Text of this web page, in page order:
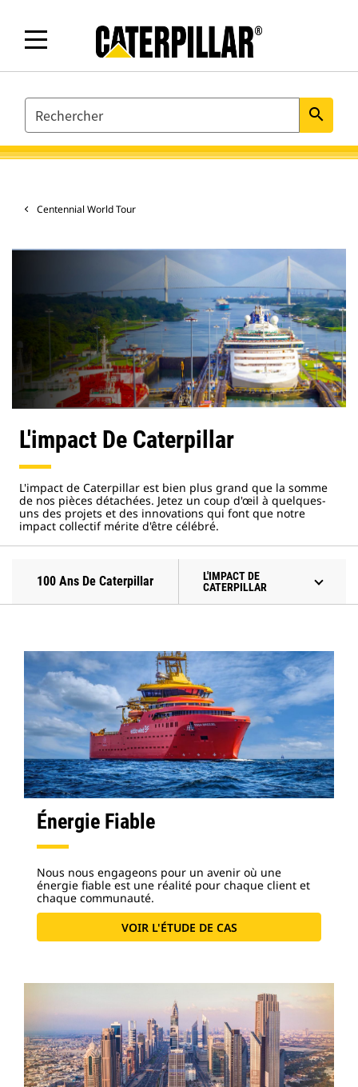
SEARCH search
Centennial World Tour
L'impact De Caterpillar
L'impact de Caterpillar est bien plus grand que la somme
de nos pièces détachées. Jetez un coup d'œil à quelques-
uns des projets et des innovations qui font que notre
impact collectif mérite d'être célébré.
100 Ans De Caterpillar
L'IMPACT DE
CATERPILLAR
Énergie Fiable
Nous nous engageons pour un avenir où une
énergie fiable est une réalité pour chaque client et
chaque communauté.
VOIR L'ÉTUDE DE CAS